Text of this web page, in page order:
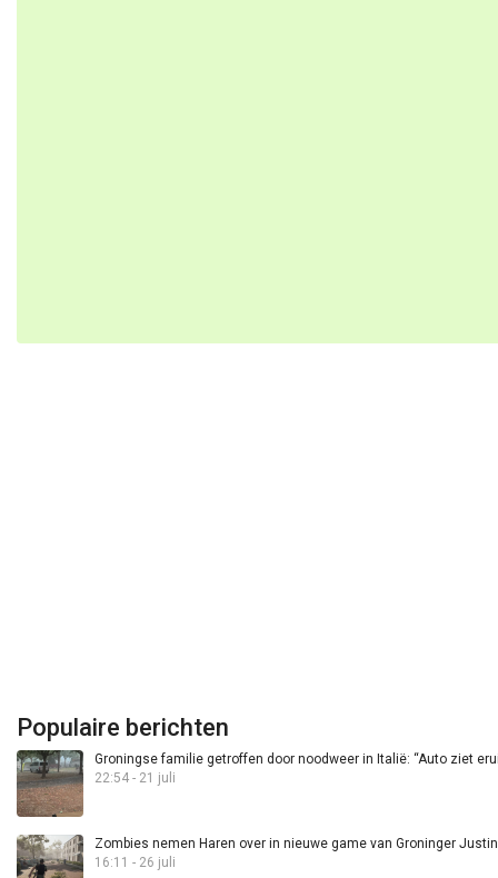
Populaire berichten
Groningse familie getroffen door noodweer in Italië: “Auto ziet
22:54 - 21 juli
Zombies nemen Haren over in nieuwe game van Groninger
16:11 - 26 juli